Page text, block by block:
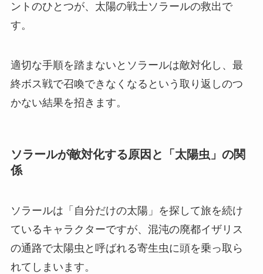
ントのひとつが、太陽の戦士ソラールの救出で
す。
適切な手順を踏まないとソラールは敵対化し、最
終ボス戦で召喚できなくなるという取り返しのつ
かない結果を招きます。
ソラールが敵対化する原因と「太陽虫」の関
係
ソラールは「自分だけの太陽」を探して旅を続け
ているキャラクターですが、混沌の廃都イザリス
の通路で太陽虫と呼ばれる寄生虫に頭を乗っ取ら
れてしまいます。